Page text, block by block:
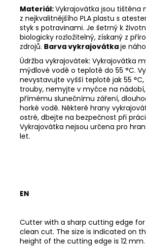
Materiál:Vykrajovátka jsou tištěna
z nejkvalitnějšího PLA plastu s
styk s potravinami. Je šetrný k
biologicky rozložitelný, získaný z
zdrojů. Barva vykrajovátkaje
Údržba vykrajovátek: Vykrajovátka
mýdlové vodě o teplotě do 55 °C.
nevystavujte vyšší teplotě jak 55
trouby, nemyjte v myčce na
přímému slunečnímu záření,
horké vodě. Některé hrany
ostré, dbejte na bezpečnost při
Vykrajovátka nejsou určena pro
let.
EN
Cutter with a sharp cutting edge
clean cut. The size is indicated on
height of the cutting edge is 12 mm.